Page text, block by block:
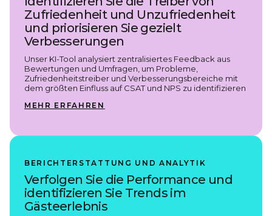
Zufriedenheit und Unzufriedenheit
und priorisieren Sie gezielt
Verbesserungen
Unser KI-Tool analysiert zentralisiertes Feedback aus
Bewertungen und Umfragen, um Probleme,
Zufriedenheitstreiber und Verbesserungsbereiche mit
dem größten Einfluss auf CSAT und NPS zu identifizieren
MEHR ERFAHREN
BERICHTERSTATTUNG UND ANALYTIK
Verfolgen Sie die Performance und
identifizieren Sie Trends im
Gästeerlebnis